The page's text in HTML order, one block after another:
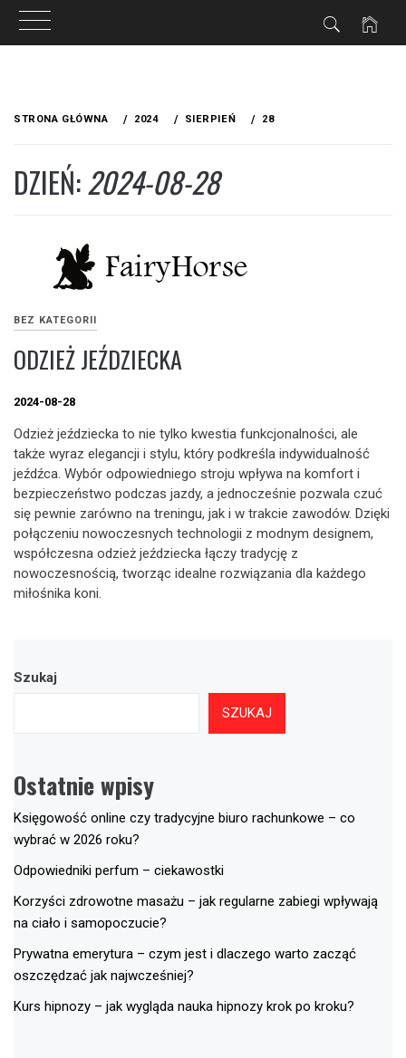
STRONA GŁÓWNA 2024 SIERPIEŃ 28
DZIEŃ:2024-08-28
BEZ KATEGORII
ODZIEŻ JEŹDZIECKA
2024-08-28
Odzież jeździecka to nie tylko kwestia funkcjonalności, ale
także wyraz elegancji i stylu, który podkreśla indywidualność
jeźdźca. Wybór odpowiedniego stroju wpływa na komfort i
bezpieczeństwo podczas jazdy, a jednocześnie pozwala czuć
się pewnie zarówno na treningu, jak i w trakcie zawodów. Dzięki
połączeniu nowoczesnych technologii z modnym designem,
współczesna odzież jeździecka łączy tradycję z
nowoczesnością, tworząc idealne rozwiązania dla każdego
miłośnika koni.
Szukaj
SZUKAJ
Ostatnie wpisy
Księgowość online czy tradycyjne biuro rachunkowe – co
wybrać w 2026 roku?
Odpowiedniki perfum – ciekawostki
Korzyści zdrowotne masażu – jak regularne zabiegi wpływają
na ciało i samopoczucie?
Prywatna emerytura – czym jest i dlaczego warto zacząć
oszczędzać jak najwcześniej?
Kurs hipnozy – jak wygląda nauka hipnozy krok po kroku?